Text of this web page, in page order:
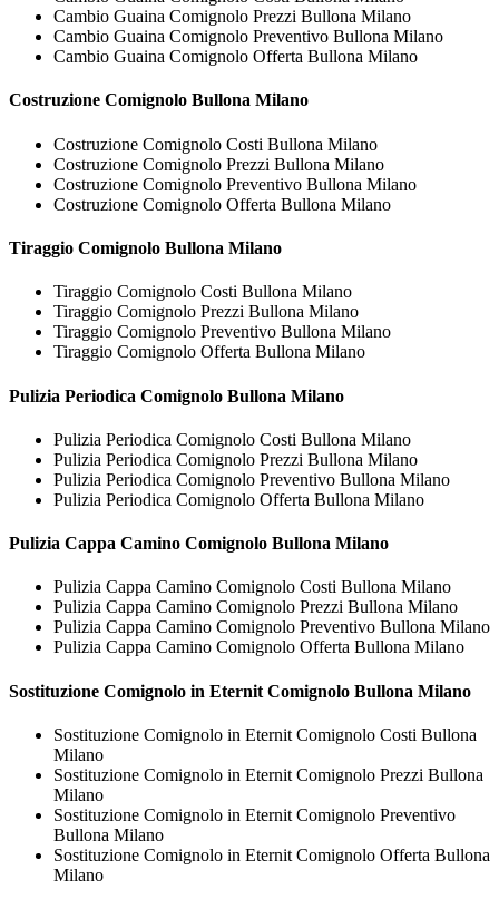
Cambio Guaina Comignolo Prezzi Bullona Milano
Cambio Guaina Comignolo Preventivo Bullona Milano
Cambio Guaina Comignolo Offerta Bullona Milano
Costruzione Comignolo Bullona Milano
Costruzione Comignolo Costi Bullona Milano
Costruzione Comignolo Prezzi Bullona Milano
Costruzione Comignolo Preventivo Bullona Milano
Costruzione Comignolo Offerta Bullona Milano
Tiraggio Comignolo Bullona Milano
Tiraggio Comignolo Costi Bullona Milano
Tiraggio Comignolo Prezzi Bullona Milano
Tiraggio Comignolo Preventivo Bullona Milano
Tiraggio Comignolo Offerta Bullona Milano
Pulizia Periodica Comignolo Bullona Milano
Pulizia Periodica Comignolo Costi Bullona Milano
Pulizia Periodica Comignolo Prezzi Bullona Milano
Pulizia Periodica Comignolo Preventivo Bullona Milano
Pulizia Periodica Comignolo Offerta Bullona Milano
Pulizia Cappa Camino Comignolo Bullona Milano
Pulizia Cappa Camino Comignolo Costi Bullona Milano
Pulizia Cappa Camino Comignolo Prezzi Bullona Milano
Pulizia Cappa Camino Comignolo Preventivo Bullona Milano
Pulizia Cappa Camino Comignolo Offerta Bullona Milano
Sostituzione Comignolo in Eternit Comignolo Bullona Milano
Sostituzione Comignolo in Eternit Comignolo Costi Bullona
Milano
Sostituzione Comignolo in Eternit Comignolo Prezzi Bullona
Milano
Sostituzione Comignolo in Eternit Comignolo Preventivo
Bullona Milano
Sostituzione Comignolo in Eternit Comignolo Offerta Bullona
Milano